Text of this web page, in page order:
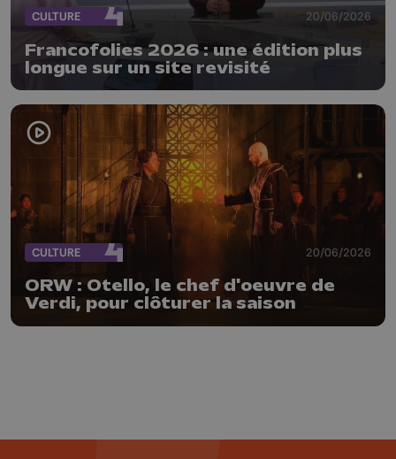
CULTURE 20/06/2026
Francofolies 2026 : une édition plus
longue sur un site revisité
CULTURE 20/06/2026
ORW : Otello, le chef d'oeuvre de
Verdi, pour clôturer la saison